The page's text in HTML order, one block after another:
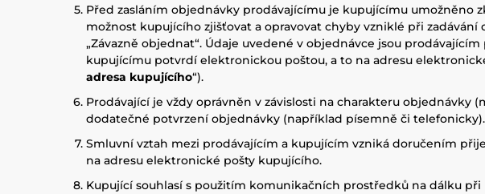
Před zasláním objednávky prodávajícímu je kupujícímu
možnost kupujícího zjišťovat a opravovat chyby vzniklé při
„Závazně objednat“. Údaje uvedené v objednávce jsou
kupujícímu potvrdí elektronickou poštou, a to na adresu
adresa kupujícího“).
Prodávající je vždy oprávněn v závislosti na charakteru
dodatečné potvrzení objednávky (například písemně či telefonicky).
Smluvní vztah mezi prodávajícím a kupujícím vzniká doručením
na adresu elektronické pošty kupujícího.
Kupující souhlasí s použitím komunikačních prostředků na dálku